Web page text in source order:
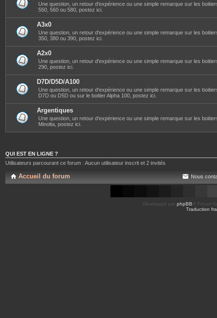
Une question, un retour d'expérience ou une simple remarque sur les
550, 560 ou 580, postez ici.
A3x0
Une question, un retour d'expérience ou une simple remarque sur les
350, 380 ou 390, postez ici.
A2x0
Une question, un retour d'expérience ou une simple remarque sur les
290, postez ici.
D7D/D5D/A100
Une question, un retour d'expérience ou une simple remarque sur les
D7D ou D5D ou sur le boitier Alpha 100, postez ici.
Argentiques
Une question, un retour d'expérience ou une simple remarque sur les
Minolta, postez ici.
QUI EST EN LIGNE ?
Utilisateurs parcourant ce forum : Aucun utilisateur inscrit et 2 invités
Accueil du forum Nous
Développé par phpBB ® Forum
Traduction